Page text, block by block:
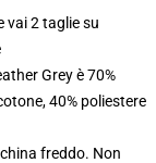
vai 2 taglie su
Grey è 70%
40% poliestere
freddo. Non